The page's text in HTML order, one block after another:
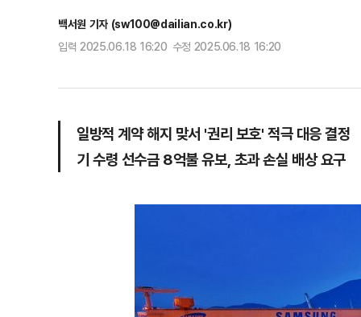
백서원 기자 (sw100@dailian.co.kr)
입력 2025.06.18 16:20 수정 2025.06.18 16:20
일방적 계약 해지 맞서 '권리 보호' 적극 대응 결정
기 수령 선수금 8억불 유보, 초과 손실 배상 요구